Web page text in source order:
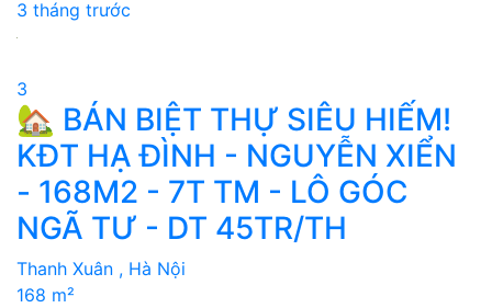
3 tháng trước
3
🏡 BÁN BIỆT THỰ SIÊU HIẾM!
KĐT HẠ ĐÌNH - NGUYỄN XIỂN
- 168M2 - 7T TM - LÔ GÓC
NGÃ TƯ - DT 45TR/TH
Thanh Xuân , Hà Nội
168 m²